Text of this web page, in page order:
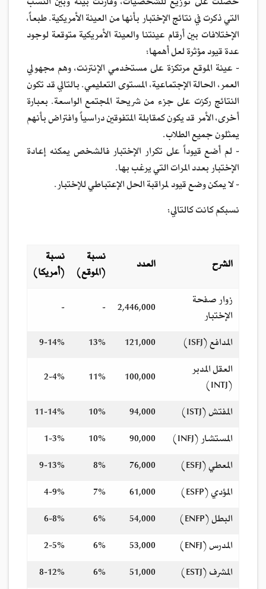
التي ذكرت في نتائج الإختبار بأنها من العينة الأمريكية. طبعاً،
الإختلافات بين أرقام عينتنا والعينة الأمريكية متوقعة لوجود
عدة قيود مؤثرة لعل أهمها:
- عينة الموقع مرتكزة على مستخدمي الإنترنت، وهم مجهولي
العمر، الحالة الإجتماعية، المستوى التعليمي. بالتالي قد تكون
النتائج ركزت على جزء من شريحة المجتمع الواسعة. بعبارة
أخرى، الأمر قد يكون كمقابلة المتفوقين دراسياً وافتراض بأنهم
يمثلون جميع الطلاب.
- لم أضع قيوداً على تكرار الإختبار فالشخص يمكنه إعادة
الإختبار بعدد المرات التي يرغب بها.
- لا يمكن وضع قيود لمراقبة الحل الإعتباطي للإختبار.
نسبكم كانت كالتالي:
الشرح العدد نسبة
(الموقع)
نسبة
(أمريكا)
زوار صفحة
الإختبار 2,446,000
-
-
المدافع (ISFJ)
121,000
13%
9-14%
العقل المدبر
(INTJ)
100,000
11%
2-4%
المفتش (ISTJ)
94,000
10%
11-14%
المستشار (INFJ)
90,000
10%
1-3%
المعطي (ESFJ)
76,000
8%
9-13%
المؤدي (ESFP)
61,000
7%
4-9%
البطل (ENFP)
54,000
6%
6-8%
المدرس (ENFJ)
53,000
6%
2-5%
المشرف (ESTJ)
51,000
6%
8-12%